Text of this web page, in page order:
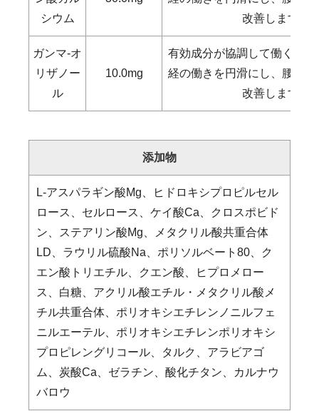
シウム
改善します。
ガンマ-オ
リザノー
ル
10.0mg
有効成分が協調して働くこ
経の働きを円滑にし、腰痛
改善します。
添加物
L-アスパラギン酸Mg、ヒドロキシプロピルセル
ロース、セルロース、ケイ酸Ca、クロスポビド
ン、ステアリン酸Mg、メタクリル酸共重合体
LD、ラウリル硫酸Na、ポリソルベート80、ク
エン酸トリエチル、クエン酸、ヒプロメロー
ス、白糖、アクリル酸エチル・メタクリル酸メ
チル共重合体、ポリオキシエチレンノニルフェ
ニルエーテル、ポリオキシエチレンポリオキシ
プロピレングリコール、タルク、アラビアゴ
ム、炭酸Ca、ゼラチン、酸化チタン、カルナウ
バロウ